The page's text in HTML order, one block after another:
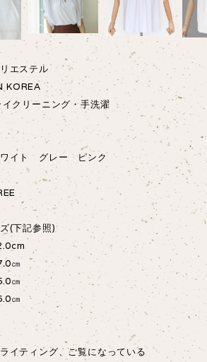
エステル
KOREA
イクリーニング・手洗濯
イト グレー ピンク
(下記参照)
㎝
㎝
㎝
イティング、ご覧になっている